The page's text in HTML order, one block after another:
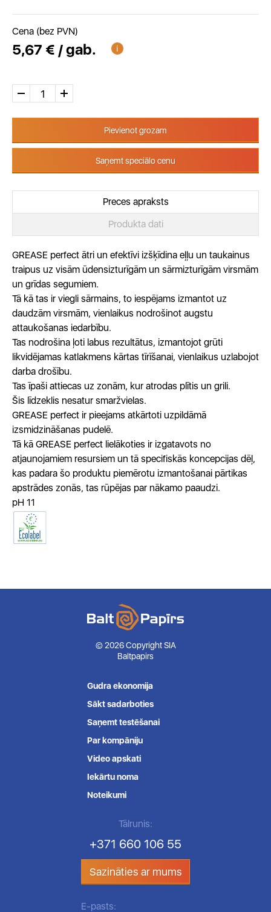
Cena (bez PVN)
5,67 € / gab.
Pievienot grozam
Saņemt speciālo cenu
Preces apraksts
Produkta dati
GREASE perfect ātri un efektīvi izšķīdina eļļu un taukainus
traipus uz visām ūdensizturīgām un sārmizturīgām virsmām
un grīdas segumiem.
Tā kā tas ir viegli sārmains, to iespējams izmantot uz
daudzām virsmām, vienlaikus nodrošinot augstu
attaukošanas iedarbību.
Tas nodrošina ļoti labus rezultātus, izmantojot grūti
likvidējamas katlakmens kārtas tīrīšanai, vienlaikus uzlabojot
darba drošību.
Tas īpaši attiecas uz zonām, kur atrodas plītis un grili.
Šis līdzeklis nesatur smaržvielas.
GREASE perfect ir pieejams atkārtoti uzpildāmā
izsmidzināšanas pudelē.
Tā kā GREASE perfect lielākoties ir izgatavots no
atjaunojamiem resursiem un tā specifiskās koncepcijas dēļ,
kas padara šo produktu piemērotu izmantošanai pārtikas
apstrādes zonās, tas rūpējas par nākamo paaudzi.
pH 11
© 2026 Copyright SIA
Baltpapirs
Gudra ekonomija
Sākt sadarboties
Saņemt testēšanai
Par kompāniju
Video apskati
Iekārtu noma
Noteikumi
Tālrunis:
+371 660 106 55
Sazināties ar mums
E-pasts: